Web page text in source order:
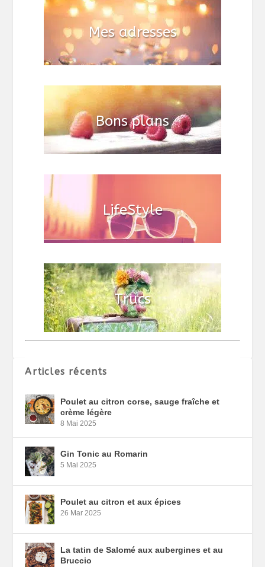
Articles récents
Poulet au citron corse, sauge fraîche et
crème légère
8 Mai 2025
Gin Tonic au Romarin
5 Mai 2025
Poulet au citron et aux épices
26 Mar 2025
La tatin de Salomé aux aubergines et au
Bruccio